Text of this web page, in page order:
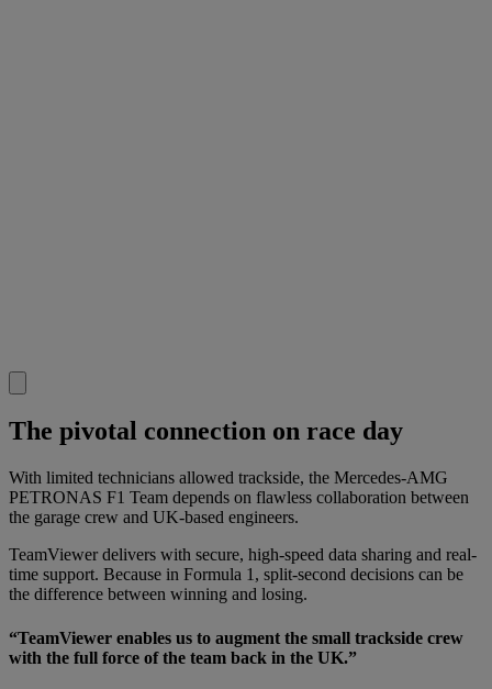
The pivotal connection on race day
With limited technicians allowed trackside, the Mercedes-AMG
PETRONAS F1 Team depends on flawless collaboration between
the garage crew and UK-based engineers.
TeamViewer delivers with secure, high-speed data sharing and real-
time support. Because in Formula 1, split-second decisions can be
the difference between winning and losing.
“TeamViewer enables us to augment the small trackside crew
with the full force of the team back in the UK.”